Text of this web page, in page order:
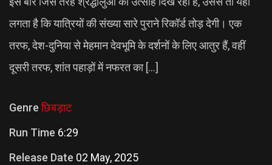
लगता है कि यात्रियों की संख्या सारे पुराने रिकॉर्ड तोड़ देगी। एक
तरफ, देश-दुनिया से मेहमान देवभूमि के दर्शनों के लिए आतुर हैं, वहीं
दूसरी तरफ, शांत पहाड़ों में नफरत का […]
Genre छिबड़ाट
Run Time 6:29
Release Date 02 May, 2025